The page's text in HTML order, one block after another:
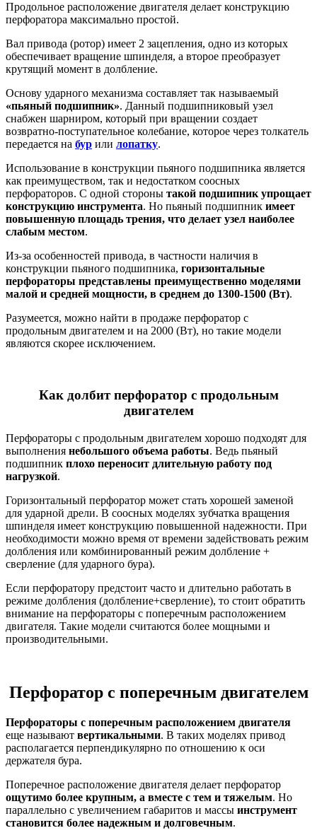
Продольное расположение двигателя делает конструкцию
перфоратора максимально простой.
Вал привода (ротор) имеет 2 зацепления, одно из которых
обеспечивает вращение шпинделя, а второе преобразует
крутящий момент в долбление.
Основу ударного механизма составляет так называемый
«пьяный подшипник». Данный подшипниковый узел
снабжен шарниром, который при вращении создает
возвратно-поступательное колебание, которое через толкатель
передается на бур или лопатку.
Использование в конструкции пьяного подшипника является
как преимуществом, так и недостатком соосных
перфораторов. С одной стороны такой подшипник упрощает
конструкцию инструмента. Но пьяный подшипник имеет
повышенную площадь трения, что делает узел наиболее
слабым местом.
Из-за особенностей привода, в частности наличия в
конструкции пьяного подшипника, горизонтальные
перфораторы представлены преимущественно моделями
малой и средней мощности, в среднем до 1300-1500 (Вт).
Разумеется, можно найти в продаже перфоратор с
продольным двигателем и на 2000 (Вт), но такие модели
являются скорее исключением.
Как долбит перфоратор с продольным
двигателем
Перфораторы с продольным двигателем хорошо подходят для
выполнения небольшого объема работы. Ведь пьяный
подшипник плохо переносит длительную работу под
нагрузкой.
Горизонтальный перфоратор может стать хорошей заменой
для ударной дрели. В соосных моделях зубчатка вращения
шпинделя имеет конструкцию повышенной надежности. При
необходимости можно время от времени задействовать режим
долбления или комбинированный режим долбление +
сверление (для ударного бура).
Если перфоратору предстоит часто и длительно работать в
режиме долбления (долбление+сверление), то стоит обратить
внимание на перфораторы с поперечным расположением
двигателя. Такие модели считаются более мощными и
производительными.
Перфоратор с поперечным двигателем
Перфораторы с поперечным расположением двигателя
еще называют вертикальными. В таких моделях привод
располагается перпендикулярно по отношению к оси
держателя бура.
Поперечное расположение двигателя делает перфоратор
ощутимо более крупным, а вместе с тем и тяжелым. Но
параллельно с увеличением габаритов и массы инструмент
становится более надежным и долговечным.